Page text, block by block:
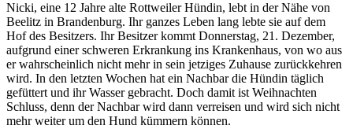
Nicki, eine 12 Jahre alte Rottweiler Hündin, lebt in der Nähe von
Beelitz in Brandenburg. Ihr ganzes Leben lang lebte sie auf dem
Hof des Besitzers. Ihr Besitzer kommt Donnerstag, 21. Dezember,
aufgrund einer schweren Erkrankung ins Krankenhaus, von wo aus
er wahrscheinlich nicht mehr in sein jetziges Zuhause zurückkehren
wird. In den letzten Wochen hat ein Nachbar die Hündin täglich
gefüttert und ihr Wasser gebracht. Doch damit ist Weihnachten
Schluss, denn der Nachbar wird dann verreisen und wird sich nicht
mehr weiter um den Hund kümmern können.